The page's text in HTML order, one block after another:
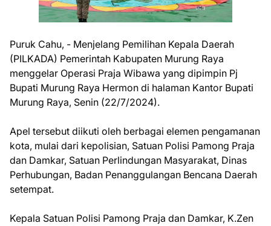
Puruk Cahu, - Menjelang Pemilihan Kepala Daerah
(PILKADA) Pemerintah Kabupaten Murung Raya
menggelar Operasi Praja Wibawa yang dipimpin Pj
Bupati Murung Raya Hermon di halaman Kantor Bupati
Murung Raya, Senin (22/7/2024).
Apel tersebut diikuti oleh berbagai elemen pengamanan
kota, mulai dari kepolisian, Satuan Polisi Pamong Praja
dan Damkar, Satuan Perlindungan Masyarakat, Dinas
Perhubungan, Badan Penanggulangan Bencana Daerah
setempat.
Kepala Satuan Polisi Pamong Praja dan Damkar, K.Zen